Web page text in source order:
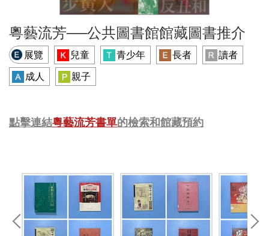
粵藝流芳──公共圖書館館藏圖書推介
展覽 兒童 青少年 長者
讀者
成人
親子
點擊連結粵藝流芳書單的檢索和館藏預約